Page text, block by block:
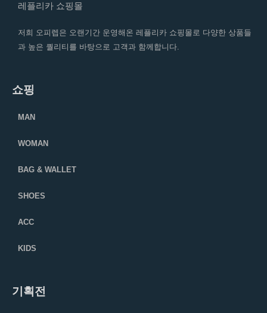
레플리카 쇼핑몰
저희 오피렙은 오랜기간 운영해온 레플리카 쇼핑몰로 다양한 상품들
과 높은 퀄리티를 바탕으로 고객과 함께합니다.
쇼핑
MAN
WOMAN
BAG & WALLET
SHOES
ACC
KIDS
기획전